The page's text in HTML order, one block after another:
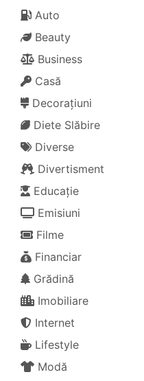
Auto
Beauty
Business
Casă
Decorațiuni
Diete Slăbire
Diverse
Divertisment
Educație
Emisiuni
Filme
Financiar
Grădină
Imobiliare
Internet
Lifestyle
Modă